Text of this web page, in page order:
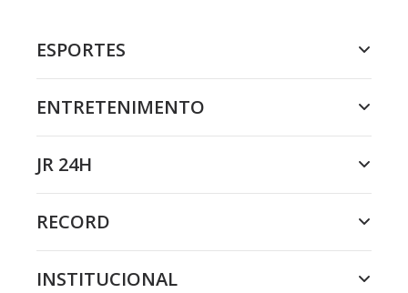
ESPORTES
ENTRETENIMENTO
JR 24H
RECORD
INSTITUCIONAL